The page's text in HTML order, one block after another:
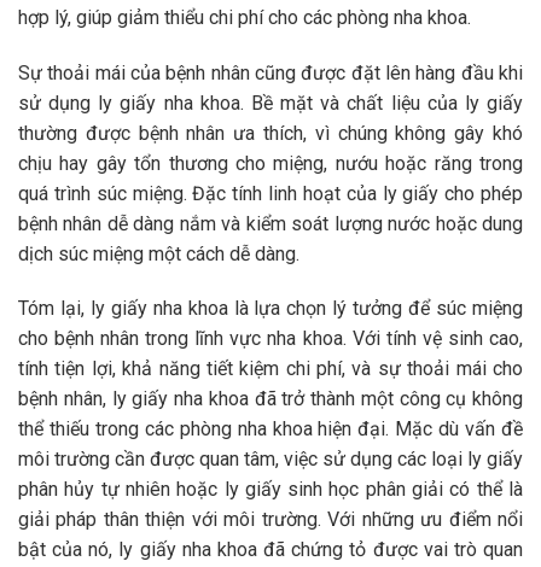
hợp lý, giúp giảm thiểu chi phí cho các phòng nha khoa.
Sự thoải mái của bệnh nhân cũng được đặt lên hàng đầu khi
sử dụng ly giấy nha khoa. Bề mặt và chất liệu của ly giấy
thường được bệnh nhân ưa thích, vì chúng không gây khó
chịu hay gây tổn thương cho miệng, nướu hoặc răng trong
quá trình súc miệng. Đặc tính linh hoạt của ly giấy cho phép
bệnh nhân dễ dàng nắm và kiểm soát lượng nước hoặc dung
dịch súc miệng một cách dễ dàng.
Tóm lại, ly giấy nha khoa là lựa chọn lý tưởng để súc miệng
cho bệnh nhân trong lĩnh vực nha khoa. Với tính vệ sinh cao,
tính tiện lợi, khả năng tiết kiệm chi phí, và sự thoải mái cho
bệnh nhân, ly giấy nha khoa đã trở thành một công cụ không
thể thiếu trong các phòng nha khoa hiện đại. Mặc dù vấn đề
môi trường cần được quan tâm, việc sử dụng các loại ly giấy
phân hủy tự nhiên hoặc ly giấy sinh học phân giải có thể là
giải pháp thân thiện với môi trường. Với những ưu điểm nổi
bật của nó, ly giấy nha khoa đã chứng tỏ được vai trò quan